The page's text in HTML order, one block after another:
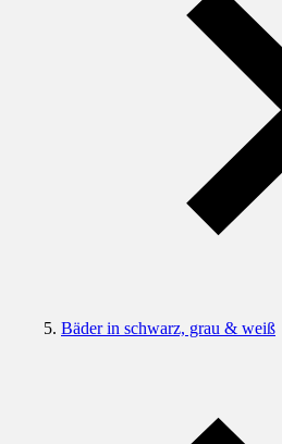
Bäder in schwarz, grau & weiß